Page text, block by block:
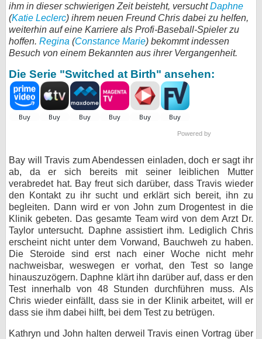
ihm in dieser schwierigen Zeit beisteht, versuchtDaphne
(Katie Leclerc) ihrem neuen Freund Chris dabei zu helfen,
weiterhin auf eine Karriere als Profi-Baseball-Spieler zu
hoffen. Regina (Constance Marie) bekommt indessen
Besuch von einem Bekannten aus ihrer Vergangenheit.
Die Serie "Switched at Birth" ansehen:
Powered by
Bay will Travis zum Abendessen einladen, doch er sagt ihr
ab, da er sich bereits mit seiner leiblichen Mutter
verabredet hat. Bay freut sich darüber, dass Travis wieder
den Kontakt zu ihr sucht und erklärt sich bereit, ihn zu
begleiten. Dann wird er von John zum Drogentest in die
Klinik gebeten. Das gesamte Team wird von dem Arzt Dr.
Taylor untersucht. Daphne assistiert ihm. Lediglich Chris
erscheint nicht unter dem Vorwand, Bauchweh zu haben.
Die Steroide sind erst nach einer Woche nicht mehr
nachweisbar, weswegen er vorhat, den Test so lange
hinauszuzögern. Daphne klärt ihn darüber auf, dass er den
Test innerhalb von 48 Stunden durchführen muss. Als
Chris wieder einfällt, dass sie in der Klinik arbeitet, will er
dass sie ihm dabei hilft, bei dem Test zu betrügen.
Kathryn und John halten derweil Travis einen Vortrag über
Specials
SERVICE
Gewinnspiele
Forum
bei X
bei Facebook
Kontakt
Nutzungsbedingungen
Datenschutz
Cookie-Einstellungen
Impressum
Desktop-Ansicht
myFanbase